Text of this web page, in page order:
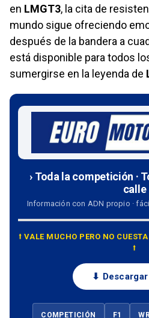
en LMGT3, la cita de
mundo sigue ofreciendo
después de la bandera a
está disponible para todos
sumergirse en la leyenda de
› Toda la competición ·
calle
Información con ADN propio ·
⭡ VALE MUCHO PERO NO
⭡
⬇
COMPETICIÓN F1